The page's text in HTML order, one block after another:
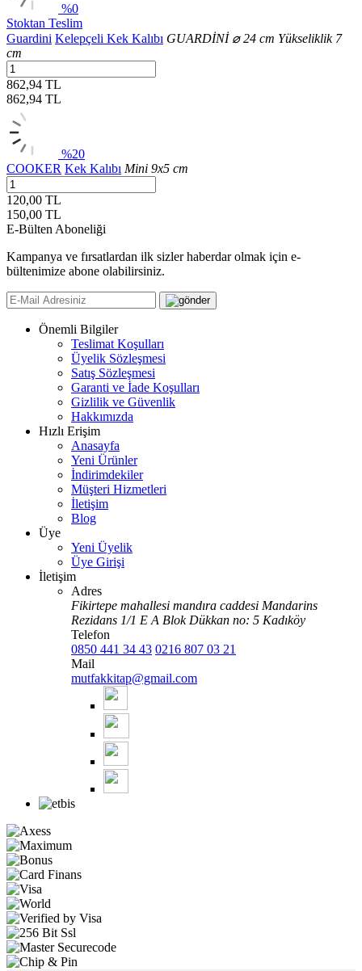
%0
Stoktan Teslim
Guardini Kelepçeli Kek Kalıbı GUARDİNİ ⌀ 24 cm Yükseliklik 7
cm
862,94 TL
862,94 TL
%20
COOKER Kek Kalıbı Mini 9x5 cm
120,00 TL
150,00 TL
E-Bülten Aboneliği
Kampanya ve fırsatlardan ilk sizler haberdar olmak için e-
bültenimize abone olabilirsiniz.
Önemli Bilgiler
Teslimat Koşulları
Üyelik Sözleşmesi
Satış Sözleşmesi
Garanti ve İade Koşulları
Gizlilik ve Güvenlik
Hakkımızda
Hızlı Erişim
Anasayfa
Yeni Ürünler
İndirimdekiler
Müşteri Hizmetleri
İletişim
Blog
Üye
Yeni Üyelik
Üye Girişi
İletişim
Adres
Fikirtepe mahallesi mandıra caddesi Mandarins
Rezidans 1/1 E A Blok Dükkan no: 5 Kadıköy
Telefon
0850 441 34 43 0216 807 03 21
Mail
mutfakkitap@gmail.com